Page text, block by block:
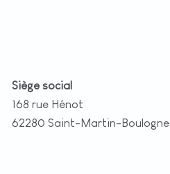
Siège social
168 rue Hénot
62280 Saint-Martin-Boulogne